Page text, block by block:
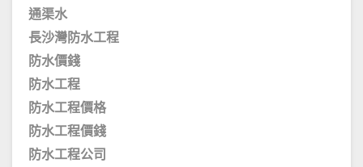
通渠水
長沙灣防水工程
防水價錢
防水工程
防水工程價格
防水工程價錢
防水工程公司